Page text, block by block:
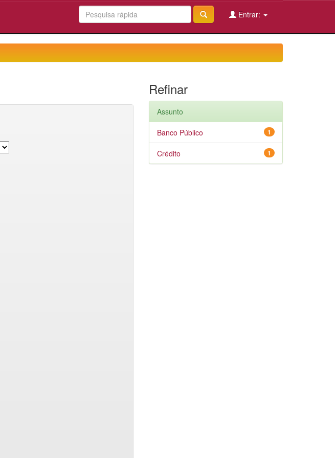
Entrar:
Refinar
Assunto
1
Banco Público
1
Crédito